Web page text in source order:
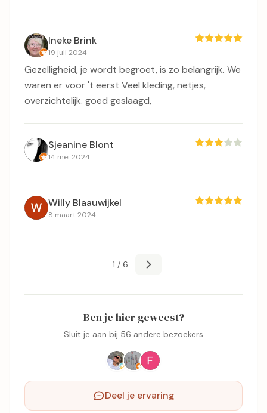
Ineke Brink
19 juli 2024
Gezelligheid, je wordt begroet, is zo belangrijk. We
waren er voor 't eerst Veel kleding, netjes,
overzichtelijk. goed geslaagd,
Sjeanine Blont
14 mei 2024
Willy Blaauwijkel
8 maart 2024
1 / 6
Ben je hier geweest?
Sluit je aan bij 56 andere bezoekers
Deel je ervaring